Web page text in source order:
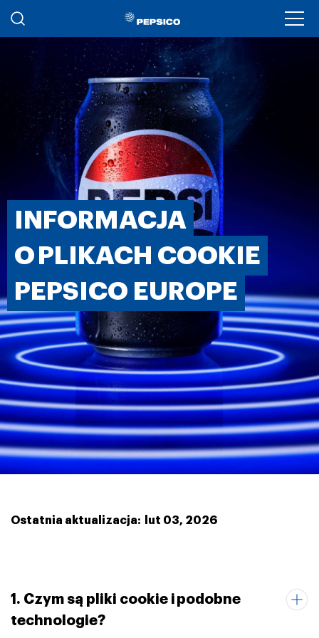
Przejdź do treści
INFORMACJA
O PLIKACH COOKIE
PEPSICO EUROPE
Ostatnia aktualizacja: lut 03, 2026
1. Czym są pliki cookie i podobne
technologie?